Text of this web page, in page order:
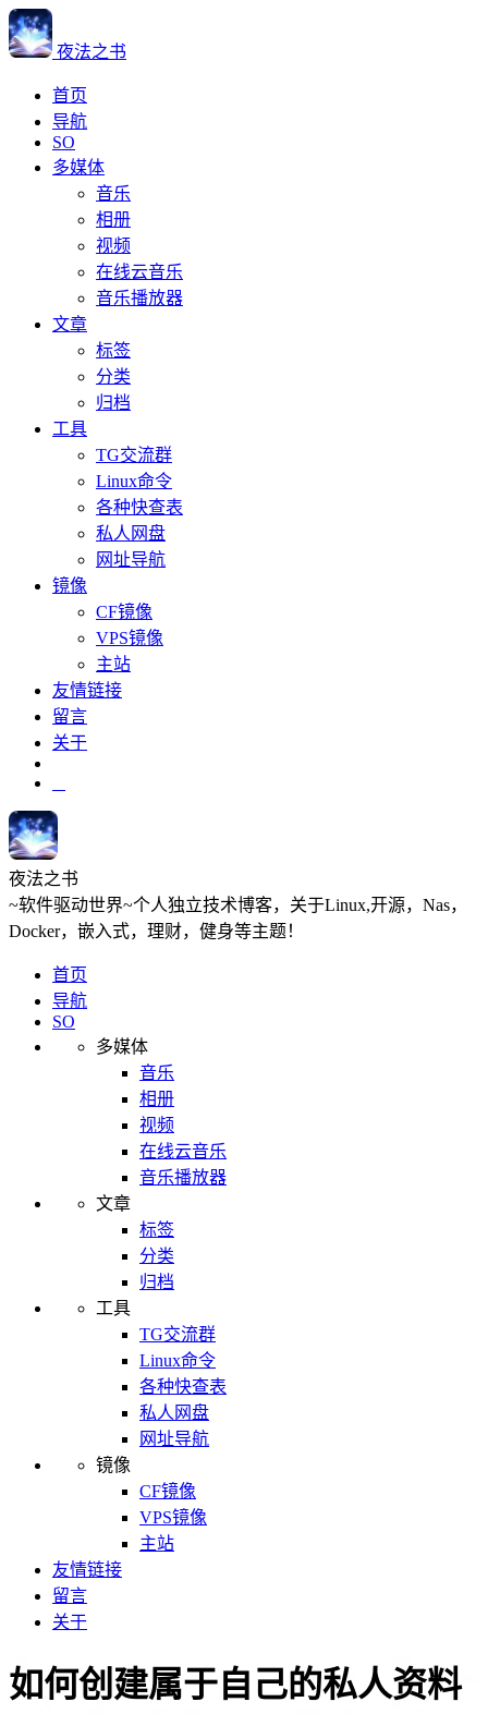
夜法之书
首页
导航
SO
多媒体
音乐
相册
视频
在线云音乐
音乐播放器
文章
标签
分类
归档
工具
TG交流群
Linux命令
各种快查表
私人网盘
网址导航
镜像
CF镜像
VPS镜像
主站
友情链接
留言
关于
夜法之书
~软件驱动世界~个人独立技术博客，关于Linux,开源，Nas，
Docker，嵌入式，理财，健身等主题！
首页
导航
SO
多媒体
音乐
相册
视频
在线云音乐
音乐播放器
文章
标签
分类
归档
工具
TG交流群
Linux命令
各种快查表
私人网盘
网址导航
镜像
CF镜像
VPS镜像
主站
友情链接
留言
关于
如何创建属于自己的私人资料